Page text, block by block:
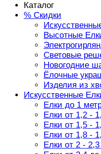
Каталог
% Скидки
Высотные
Световые
Новогодние
Ёлочные
Изделия из
Искусственные
Елки до 1
Елки от 1,2 -
Елки от 1,5 -
Елки от 1,8 -
Елки от 2 -